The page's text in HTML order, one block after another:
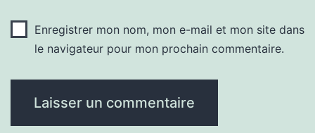
Enregistrer mon nom, mon e-mail et mon site dans
le navigateur pour mon prochain commentaire.